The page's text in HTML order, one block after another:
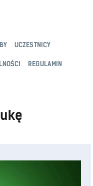
UCZESTNICY
REGULAMIN